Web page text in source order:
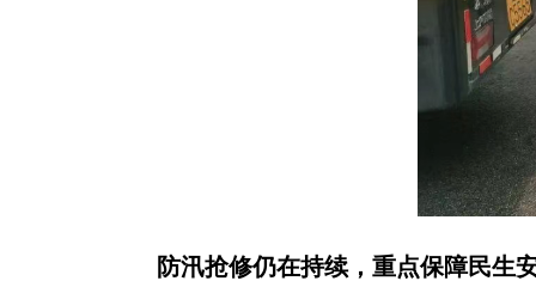
防汛抢修仍在持续，重点保障民生